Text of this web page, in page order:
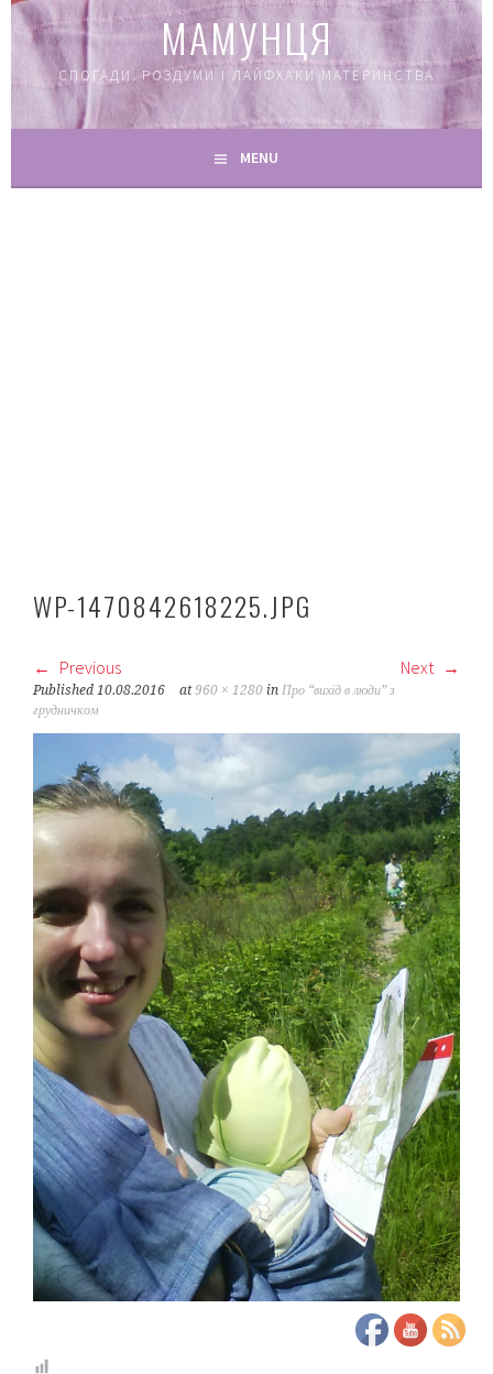
МАМУНЦЯ
СПОГАДИ, РОЗДУМИ І ЛАЙФХАКИ МАТЕРИНСТВА
MENU
WP-1470842618225.JPG
Previous Next
Published10.08.2016 at960 × 1280 inПро “вихід в люди” з
грудничком